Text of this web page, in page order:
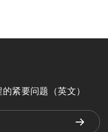
紧要问题（英文）